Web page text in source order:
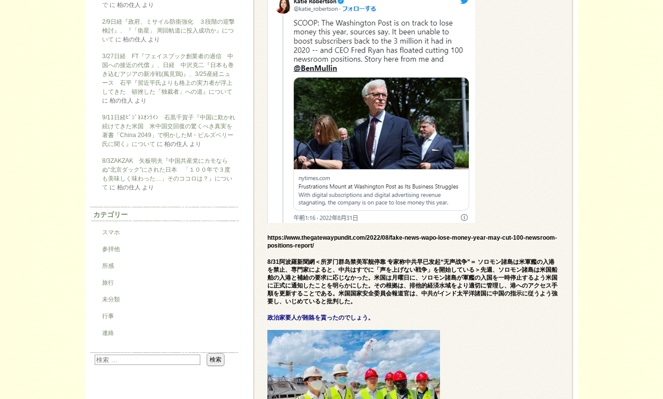
https://www.thegatewaypundit.com/2022/08/fake-news-wapo-lose-money-year-may-cut-100-newsroom-
positions-report/
8/31阿波羅新聞網＜所罗门群岛禁美军舰停靠 专家称中共早已发起“无声战争”＝ ソロモン諸島は米軍艦の入港
を禁止、専門家によると、中共はすでに「声を上げない戦争」を開始している＞先週、ソロモン諸島は米国船
舶の入港と補給の要求に応じなかった。米国は月曜日に、ソロモン諸島が軍艦の入国を一時停止するよう米国
に正式に通知したことを明らかにした。その根拠は、排他的経済水域をより適切に管理し、港へのアクセス手
順を更新することである。米国国家安全委員会報道官は、中共がインド太平洋諸国に中国の指示に従うよう強
要し、いじめていると批判した。
政治家要人が賄賂を貰ったのでしょう。
で に 柏の住人 より
2/9日経『政府、ミサイル防衛強化 ３段階の迎撃
検討』、『「衛星」 周回軌道に投入成功か』につ
いて に 柏の住人 より
3/27日経 FT『フェイスブック創業者の過信 中
国への接近の代償 』、日経 中沢克二『日本も巻
き込むアジアの新冷戦(風見鶏)』、3/25産経ニュ
ース 石平『習近平氏よりも格上の実力者が浮上
してきた 頓挫した「独裁者」への道』について
に 柏の住人 より
9/11日経ﾋﾞｼﾞﾈｽｵﾝﾗｲﾝ 石黒千賀子『中国に欺かれ
続けてきた米国 米中国交回復の驚くべき真実を
著書「China 2049」で明かしたM・ピルズベリー
氏に聞く』について に 柏の住人 より
8/3ZAKZAK 矢板明夫『中国共産党にカモなら
ぬ“北京ダック”にされた日本 「１００年で３度
も美味しく味わった…」そのココロは？』につい
て に 柏の住人 より
カテゴリー
スマホ
参拝他
所感
旅行
未分類
行事
連絡